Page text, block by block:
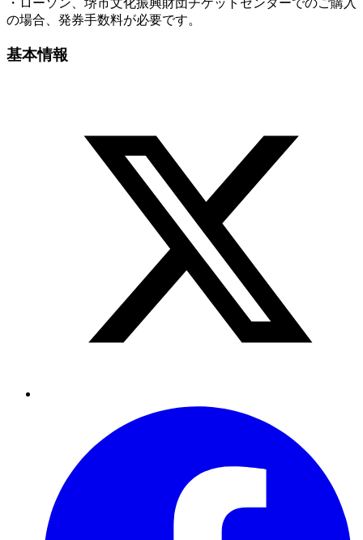
の場合、発券手数料が必要です。
基本情報